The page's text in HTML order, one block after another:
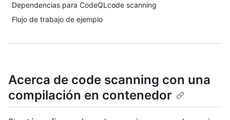
Dependencias para CodeQLcode scanning
Flujo de trabajo de ejemplo
Acerca de code scanning con una
compilación en contenedor